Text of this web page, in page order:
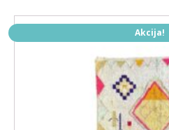
Akcija!